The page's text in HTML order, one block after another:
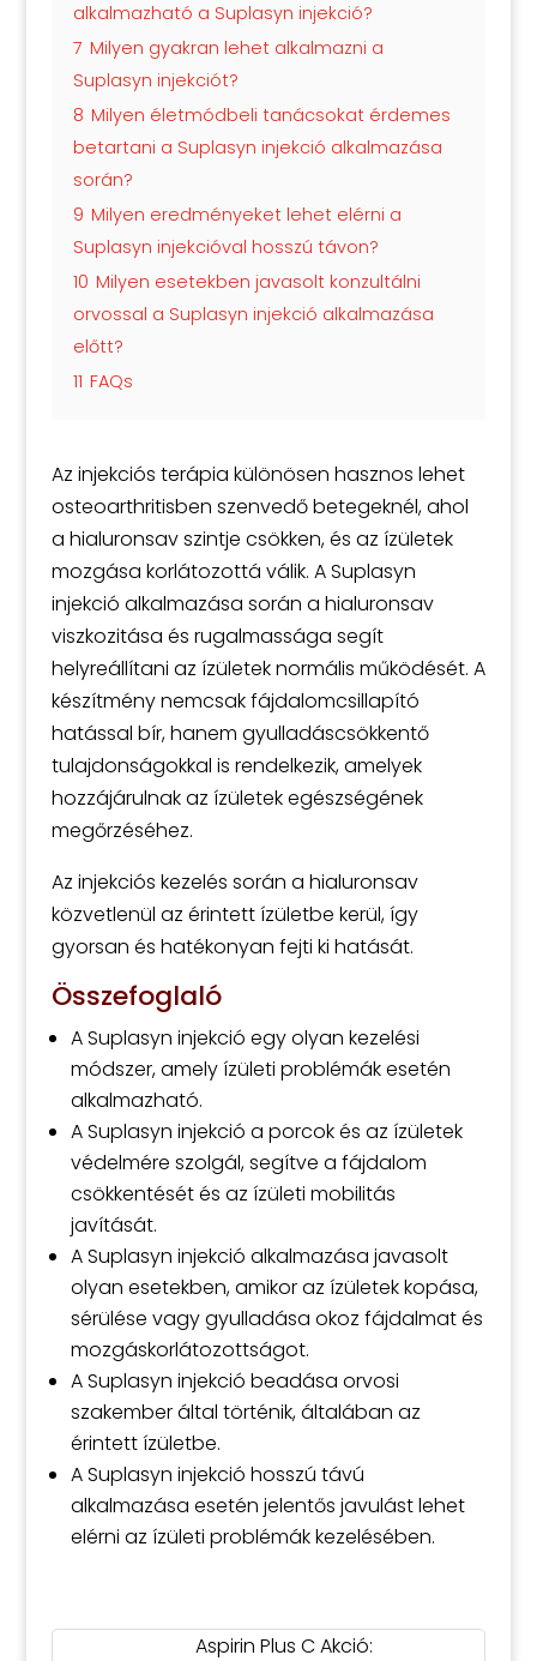
alkalmazható a Suplasyn injekció?
7 Milyen gyakran lehet alkalmazni a
Suplasyn injekciót?
8 Milyen életmódbeli tanácsokat érdemes
betartani a Suplasyn injekció alkalmazása
során?
9 Milyen eredményeket lehet elérni a
Suplasyn injekcióval hosszú távon?
10 Milyen esetekben javasolt konzultálni
orvossal a Suplasyn injekció alkalmazása
előtt?
11 FAQs
Az injekciós terápia különösen hasznos lehet
osteoarthritisben szenvedő betegeknél, ahol
a hialuronsav szintje csökken, és az ízületek
mozgása korlátozottá válik. A Suplasyn
injekció alkalmazása során a hialuronsav
viszkozitása és rugalmassága segít
helyreállítani az ízületek normális működését. A
készítmény nemcsak fájdalomcsillapító
hatással bír, hanem gyulladáscsökkentő
tulajdonságokkal is rendelkezik, amelyek
hozzájárulnak az ízületek egészségének
megőrzéséhez.
Az injekciós kezelés során a hialuronsav
közvetlenül az érintett ízületbe kerül, így
gyorsan és hatékonyan fejti ki hatását.
Összefoglaló
A Suplasyn injekció egy olyan kezelési
módszer, amely ízületi problémák esetén
alkalmazható.
A Suplasyn injekció a porcok és az ízületek
védelmére szolgál, segítve a fájdalom
csökkentését és az ízületi mobilitás
javítását.
A Suplasyn injekció alkalmazása javasolt
olyan esetekben, amikor az ízületek kopása,
sérülése vagy gyulladása okoz fájdalmat és
mozgáskorlátozottságot.
A Suplasyn injekció beadása orvosi
szakember által történik, általában az
érintett ízületbe.
A Suplasyn injekció hosszú távú
alkalmazása esetén jelentős javulást lehet
elérni az ízületi problémák kezelésében.
Aspirin Plus C Akció: